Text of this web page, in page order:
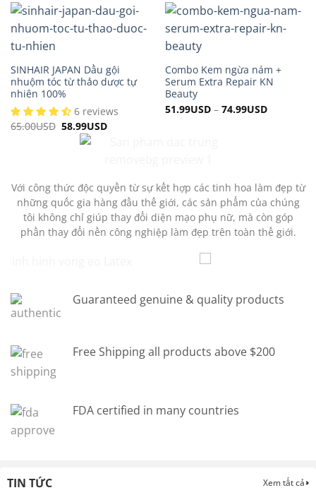
170.00USD.165.99USD.
SINHAIR JAPAN Dầu gội
nhuộm tóc từ thảo dược tự
nhiên 100%
6 reviews
65.00USD Original
price
was:
58.99USDCurrent
Combo Kem ngừa nám +
Serum Extra Repair KN
Beauty
51.99USD– 74.99USD
Với công thức độc quyền từ sự kết hợp các tinh hoa làm đẹp từ
những quốc gia hàng đầu thế giới, các sản phẩm của chúng
tôi không chỉ giúp thay đổi diện mạo phụ nữ, mà còn góp
phần thay đổi nền công nghiệp làm đẹp trên toàn thế giới.
Guaranteed genuine & quality products
Free Shipping all products above $200
FDA certified in many countries
TIN TỨC Xem tất cả